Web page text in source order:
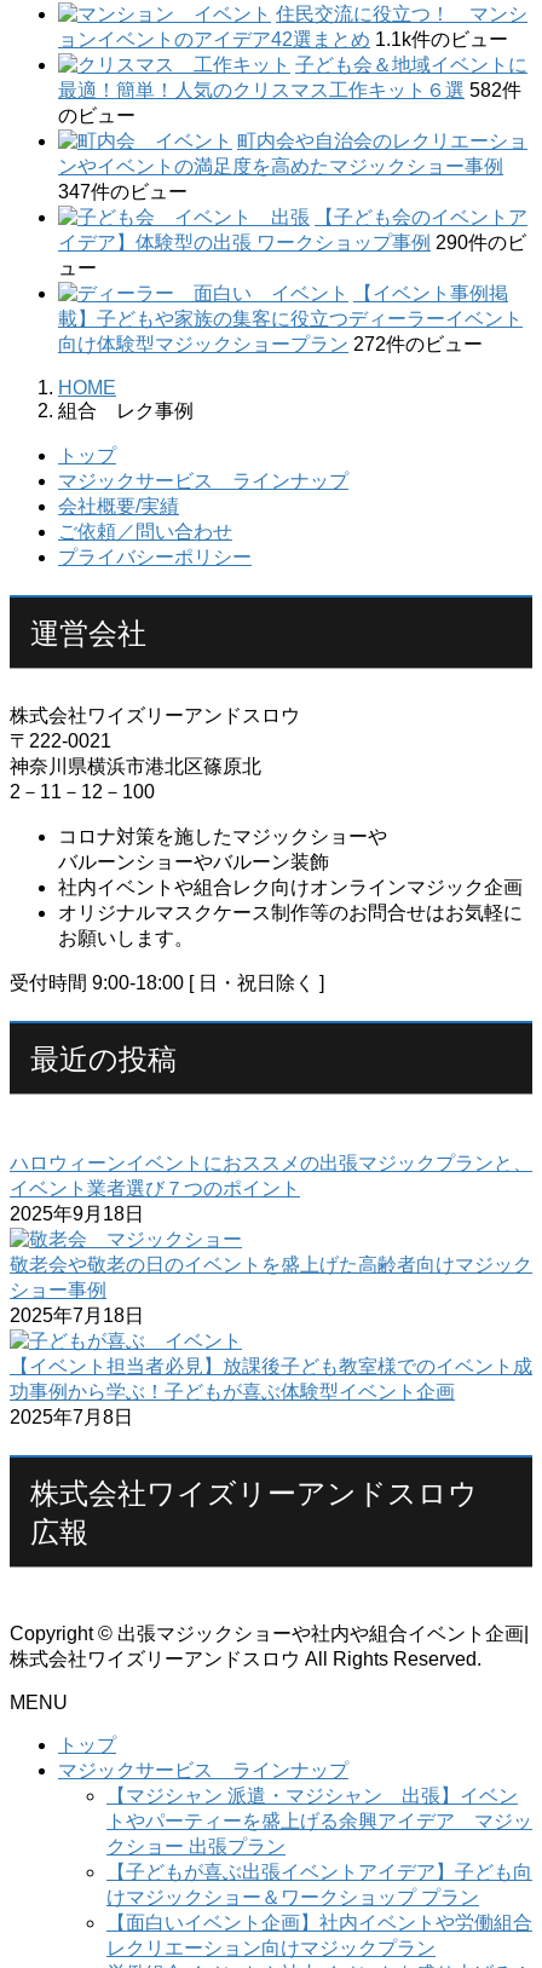
住民交流に役立つ！ マンシ
ョンイベントのアイデア42選まとめ 1.1k件のビュー
子ども会＆地域イベントに
最適！簡単！人気のクリスマス工作キット６選 582件
のビュー
町内会や自治会のレクリエーショ
ンやイベントの満足度を高めたマジックショー事例
347件のビュー
【子ども会のイベントア
イデア】体験型の出張 ワークショップ事例 290件のビ
ュー
【イベント事例掲
載】子どもや家族の集客に役立つディーラーイベント
向け体験型マジックショープラン 272件のビュー
HOME
組合 レク事例
トップ
マジックサービス ラインナップ
会社概要/実績
ご依頼／問い合わせ
プライバシーポリシー
運営会社
株式会社ワイズリーアンドスロウ
〒222-0021
神奈川県横浜市港北区篠原北
2－11－12－100
コロナ対策を施したマジックショーや
バルーンショーやバルーン装飾
社内イベントや組合レク向けオンラインマジック企画
オリジナルマスクケース制作等のお問合せはお気軽に
お願いします。
受付時間 9:00-18:00 [ 日・祝日除く ]
最近の投稿
ハロウィーンイベントにおススメの出張マジックプランと、
イベント業者選び７つのポイント
2025年9月18日
敬老会や敬老の日のイベントを盛上げた高齢者向けマジック
ショー事例
2025年7月18日
【イベント担当者必見】放課後子ども教室様でのイベント成
功事例から学ぶ！子どもが喜ぶ体験型イベント企画
2025年7月8日
株式会社ワイズリーアンドスロウ
広報
Copyright © 出張マジックショーや社内や組合イベント企画|
株式会社ワイズリーアンドスロウ All Rights Reserved.
MENU
トップ
マジックサービス ラインナップ
【マジシャン 派遣・マジシャン 出張】イベン
トやパーティーを盛上げる余興アイデア マジッ
クショー 出張プラン
【子どもが喜ぶ出張イベントアイデア】子ども向
けマジックショー＆ワークショップ プラン
【面白いイベント企画】社内イベントや労働組合
レクリエーション向けマジックプラン